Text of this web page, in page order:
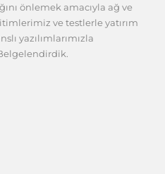
önlemek amacıyla ağ ve
ve testlerle yatırım
yazılımlarımızla